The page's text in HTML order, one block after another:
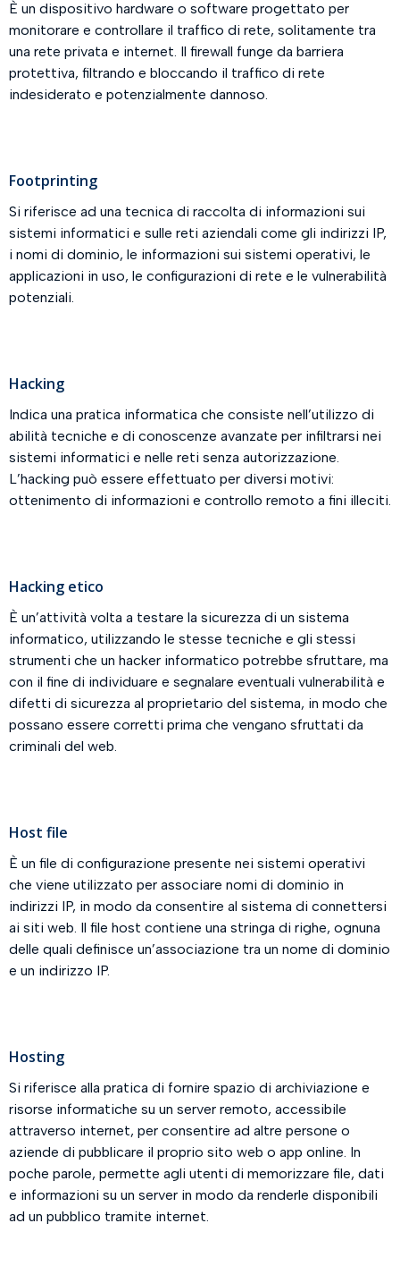
È un dispositivo hardware o software progettato per
monitorare e controllare il traffico di rete, solitamente tra
una rete privata e internet. Il firewall funge da barriera
protettiva, filtrando e bloccando il traffico di rete
indesiderato e potenzialmente dannoso.
Footprinting
Si riferisce ad una tecnica di raccolta di informazioni sui
sistemi informatici e sulle reti aziendali come gli indirizzi IP,
i nomi di dominio, le informazioni sui sistemi operativi, le
applicazioni in uso, le configurazioni di rete e le vulnerabilità
potenziali.
Hacking
Indica una pratica informatica che consiste nell’utilizzo di
abilità tecniche e di conoscenze avanzate per infiltrarsi nei
sistemi informatici e nelle reti senza autorizzazione.
L’hacking può essere effettuato per diversi motivi:
ottenimento di informazioni e controllo remoto a fini illeciti.
Hacking etico
È un’attività volta a testare la sicurezza di un sistema
informatico, utilizzando le stesse tecniche e gli stessi
strumenti che un hacker informatico potrebbe sfruttare, ma
con il fine di individuare e segnalare eventuali vulnerabilità e
difetti di sicurezza al proprietario del sistema, in modo che
possano essere corretti prima che vengano sfruttati da
criminali del web.
Host file
È un file di configurazione presente nei sistemi operativi
che viene utilizzato per associare nomi di dominio in
indirizzi IP, in modo da consentire al sistema di connettersi
ai siti web. Il file host contiene una stringa di righe, ognuna
delle quali definisce un’associazione tra un nome di dominio
e un indirizzo IP.
Hosting
Si riferisce alla pratica di fornire spazio di archiviazione e
risorse informatiche su un server remoto, accessibile
attraverso internet, per consentire ad altre persone o
aziende di pubblicare il proprio sito web o app online. In
poche parole, permette agli utenti di memorizzare file, dati
e informazioni su un server in modo da renderle disponibili
ad un pubblico tramite internet.